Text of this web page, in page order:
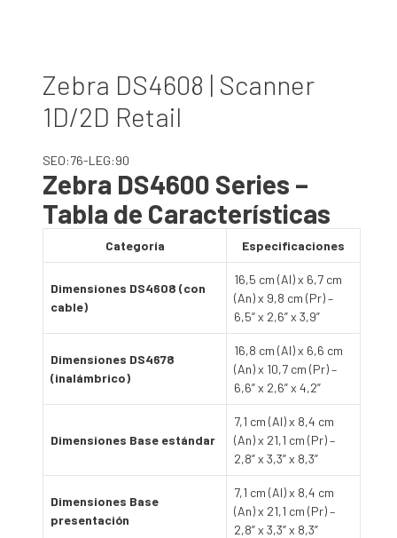
Zebra DS4608 | Scanner
1D/2D Retail
SEO:76-LEG:90
Zebra DS4600 Series –
Tabla de Características
Categoría Especificaciones
Dimensiones DS4608 (con
cable)
16,5 cm (Al) x 6,7 cm
(An) x 9,8 cm (Pr) –
6,5” x 2,6” x 3,9”
Dimensiones DS4678
(inalámbrico)
16,8 cm (Al) x 6,6 cm
(An) x 10,7 cm (Pr) –
6,6” x 2,6” x 4,2”
Dimensiones Base estándar
7,1 cm (Al) x 8,4 cm
(An) x 21,1 cm (Pr) –
2,8” x 3,3” x 8,3”
Dimensiones Base
presentación
7,1 cm (Al) x 8,4 cm
(An) x 21,1 cm (Pr) –
2,8” x 3,3” x 8,3”